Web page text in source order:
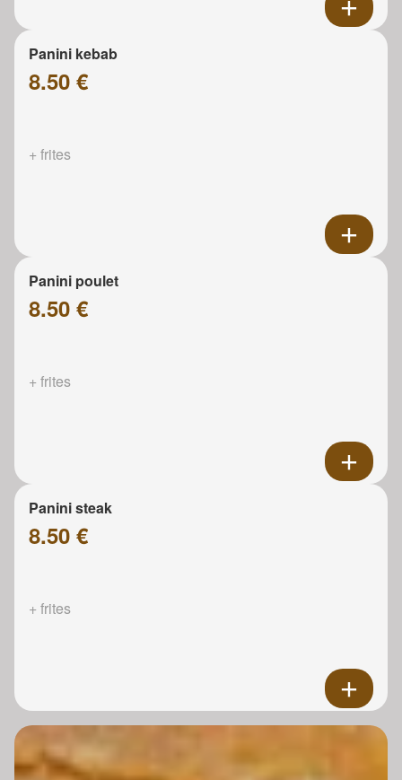
Panini kebab
8.50 €
+ frites
Panini poulet
8.50 €
+ frites
Panini steak
8.50 €
+ frites